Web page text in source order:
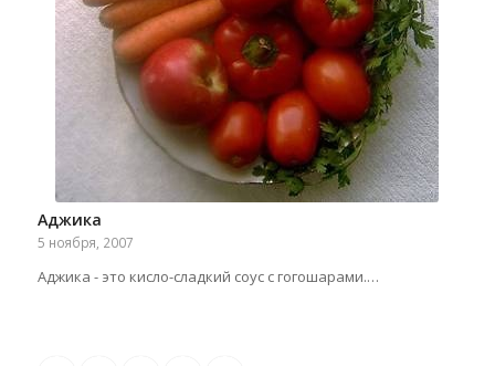
Аджика
5 ноября, 2007
Аджика - это кисло-сладкий соус с гогошарами.…